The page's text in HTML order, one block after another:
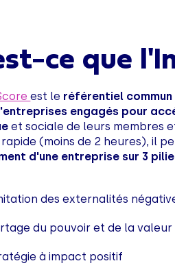
ce que
est le référentiel
engagés pour
et sociale de leurs membres
(moins de 2 heures), il
d'une entreprise sur 3
des externalités
du pouvoir et de la valeur
à impact positif